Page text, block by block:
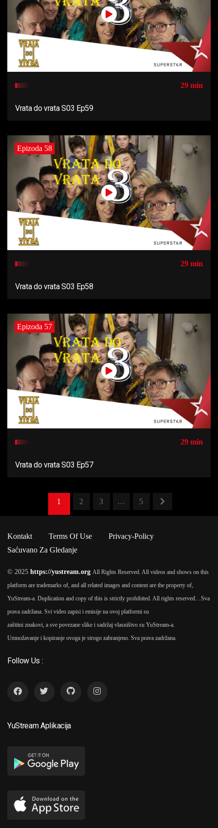
29 min
Vrata do vrata S03 Ep59
Epizoda 58
29 min
Vrata do vrata S03 Ep58
Epizoda 57
29 min
Vrata do vrata S03 Ep57
1 2 3 … 5
Kontakt Terms Of Use
Privacy-Policy
Saćuvano Za Gledanje
© 2025 https://yustream.org All Rights Reserved. All videos and shows on this
platform are trademarks of, and all related images and content are the property of,
YuStream-a. Duplication and copy of this is strictly prohibited. All rights reserved… Sva
prava zadržana. Svi video zapisi i emisije na ovoj platformi su
zaštitni znakovi, a sve povezane slike i sadržaj vlasništvo su YuStream-a.
Umnožavanje i kopiranje ovoga je strogo zabranjeno. Sva prava zadržana.
Follow Us :
YuStream Aplikacija